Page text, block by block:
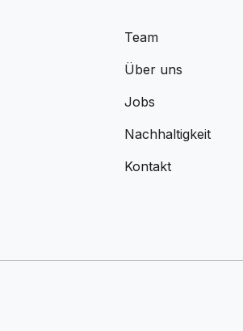
Team
Über uns
Jobs
Nachhaltigkeit
Kontakt